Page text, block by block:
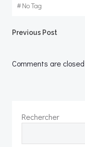
#No Tag
Post
Previous Post
Comments are closed
Rechercher